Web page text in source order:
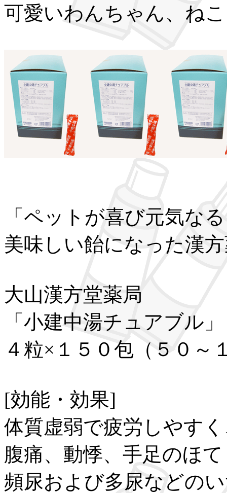
可愛いわんちゃん、ね
「ペットが喜び元気な
美味しい飴になった漢
大山漢方堂薬局
「小建中湯チュアブル」
４粒×１５０包（５０～
[効能・効果]
体質虚弱で疲労しやす
腹痛、動悸、手足のほ
頻尿および多尿などの